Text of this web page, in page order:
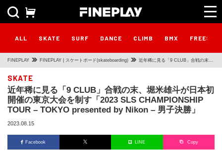
ALL SKATE SURF DANCE CLIMB BMX
FINEPLAY FINEPLAY | スケートボード(skateboarding) 近年稀に見る「9 CLUB」合戦の末、
す「2023 SLS CHAMPIONSHIP
TOUR – TOKYO presented by
SKATE
近年稀に見る「9 CLUB」合戦の末、堀米雄斗が日本初
開催の東京大会を制す「2023 SLS CHAMPIONSHIP
TOUR – TOKYO presented by Nikon – 男子決勝」
2023.08.15
Facebook LINE Copy